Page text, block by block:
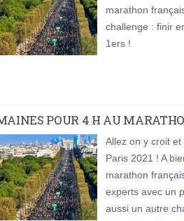
marathon
challenge : finir
1ers !
POUR 4 H AU
Allez on y croit
Paris 2021 ! A
marathon
experts avec un
aussi un autre